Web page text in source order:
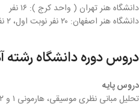
دانشگاه هنر تهران ( واحد کرج ): ۱۶ نفر
دانشگاه هنر اصفهان: ۲۰ نفر نوبت اول، ۲ نفر نوبت د‌وم
دروس دوره دانشگاه رشته
دروس پایه
تحلیل مبانی نظری موسیقی، هارمونی ۱ و ۲، سرایش ۱ و ۲ و ۳ و ۴، مبانی فیزیک صوت، تربیت شنوایی ۱ و ۲، پیانوی عمومی ۱ و ۲ و ۳